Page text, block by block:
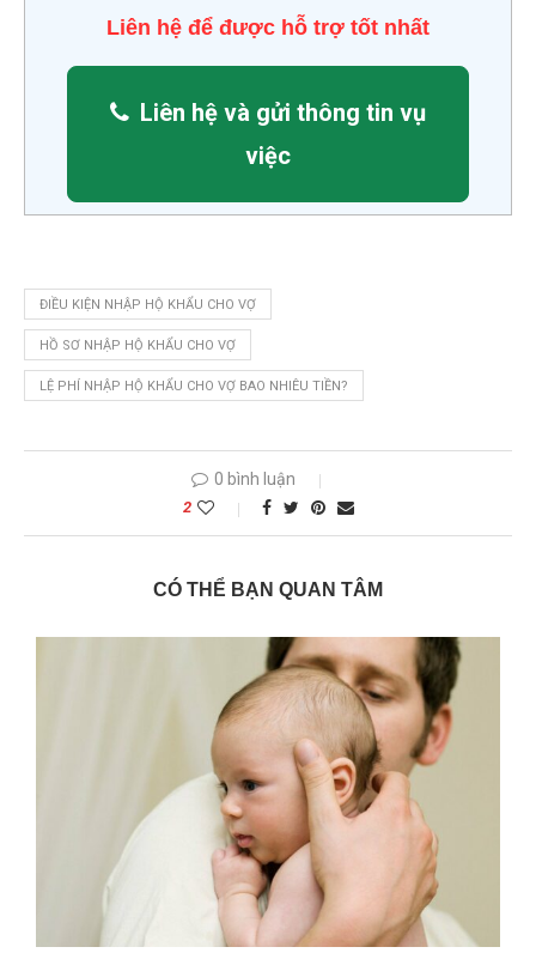
Liên hệ để được hỗ trợ tốt nhất
Liên hệ và gửi thông tin vụ
việc
ĐIỀU KIỆN NHẬP HỘ KHẨU CHO VỢ
HỒ SƠ NHẬP HỘ KHẨU CHO VỢ
LỆ PHÍ NHẬP HỘ KHẨU CHO VỢ BAO NHIÊU TIỀN?
0 bình luận
2
CÓ THỂ BẠN QUAN TÂM